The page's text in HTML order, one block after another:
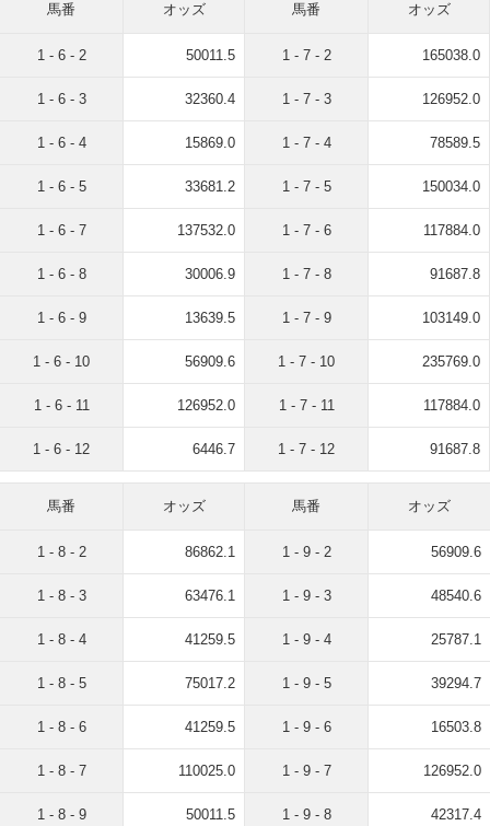
馬番 オッズ
1 - 6 - 2 50011.5
1 - 6 - 3 32360.4
1 - 6 - 4 15869.0
1 - 6 - 5 33681.2
1 - 6 - 7 137532.0
1 - 6 - 8 30006.9
1 - 6 - 9 13639.5
1 - 6 - 10 56909.6
1 - 6 - 11 126952.0
1 - 6 - 12 6446.7
馬番 オッズ
1 - 7 - 2 165038.0
1 - 7 - 3 126952.0
1 - 7 - 4 78589.5
1 - 7 - 5 150034.0
1 - 7 - 6 117884.0
1 - 7 - 8 91687.8
1 - 7 - 9 103149.0
1 - 7 - 10 235769.0
1 - 7 - 11 117884.0
1 - 7 - 12 91687.8
馬番 オッズ
1 - 8 - 2 86862.1
1 - 8 - 3 63476.1
1 - 8 - 4 41259.5
1 - 8 - 5 75017.2
1 - 8 - 6 41259.5
1 - 8 - 7 110025.0
1 - 8 - 9 50011.5
馬番 オッズ
1 - 9 - 2 56909.6
1 - 9 - 3 48540.6
1 - 9 - 4 25787.1
1 - 9 - 5 39294.7
1 - 9 - 6 16503.8
1 - 9 - 7 126952.0
1 - 9 - 8 42317.4